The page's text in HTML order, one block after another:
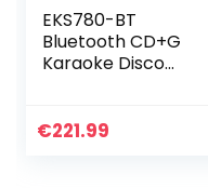
EKS780-BT
Bluetooth CD+G
Karaoke Disco
€221.99